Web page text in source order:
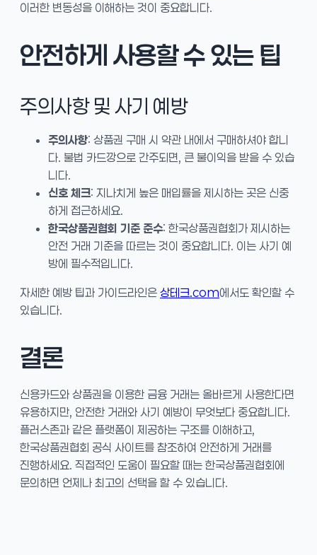
이러한 변동성을 이해하는 것이 중요합니다.
안전하게 사용할 수 있는 팁
주의사항 및 사기 예방
주의사항: 상품권 구매 시 약관 내에서 구매하셔야 합니
다. 불법 카드깡으로 간주되면, 큰 불이익을 받을 수 있습
니다.
신호 체크: 지나치게 높은 매입률을 제시하는 곳은 신중
하게 접근하세요.
한국상품권협회 기준 준수: 한국상품권협회가 제시하는
안전 거래 기준을 따르는 것이 중요합니다. 이는 사기 예
방에 필수적입니다.
자세한 예방 팁과 가이드라인은 상테크.com에서도 확인할 수
있습니다.
결론
신용카드와 상품권을 이용한 금융 거래는 올바르게 사용한다면
유용하지만, 안전한 거래와 사기 예방이 무엇보다 중요합니다.
플러스존과 같은 플랫폼이 제공하는 구조를 이해하고,
한국상품권협회 공식 사이트를 참조하여 안전하게 거래를
진행하세요. 직접적인 도움이 필요할 때는 한국상품권협회에
문의하면 언제나 최고의 선택을 할 수 있습니다.